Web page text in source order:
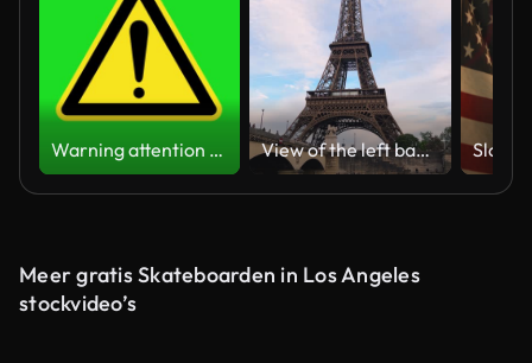
Warning attention yellow hazard message street sign 4k green screen caution animation View of the left bank of the Seine River, the Eiffel Tower, boats sailing on the river, the Quai Jacques-Chirac embankment and Pont d'Iena, Jena Bridge spanning the River Seine of Paris, France.
Meer gratis Skateboarden in Los Angeles
stockvideo’s